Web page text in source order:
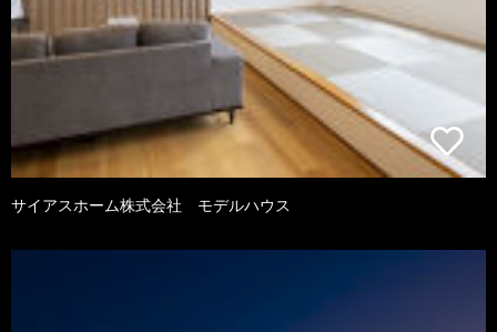
サイアスホーム株式会社 モデルハウス